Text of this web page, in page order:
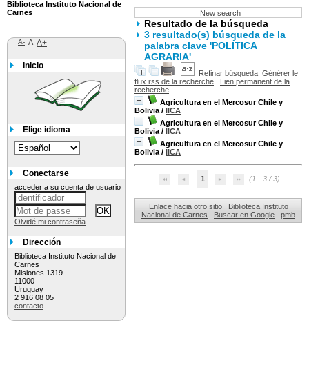
New search
Resultado de la búsqueda
3 resultado(s) búsqueda de la
palabra clave 'POLÍTICA
AGRARIA'
Refinar búsqueda Générer le
flux rss de la recherche
Lien permanent de la
recherche
Agricultura en el Mercosur Chile y
Bolivia / IICA
Agricultura en el Mercosur Chile y
Bolivia / IICA
Agricultura en el Mercosur Chile y
Bolivia / IICA
1 (1 - 3 / 3)
Enlace hacia otro sitio
Biblioteca Instituto
Nacional de Carnes
Buscar en Google pmb
Biblioteca Instituto Nacional de
Carnes
A- A A+
Inicio
Elige idioma
Conectarse
acceder a su cuenta de usuario
Olvidé mi contraseña
Dirección
Biblioteca Instituto Nacional de
Carnes
Misiones 1319
11000
Uruguay
2 916 08 05
contacto